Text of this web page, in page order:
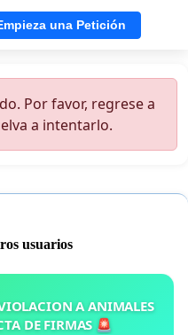
una Petición
Por favor, regrese a
a intentarlo.
usuarios
A ANIMALES
DE FIRMAS 🚨